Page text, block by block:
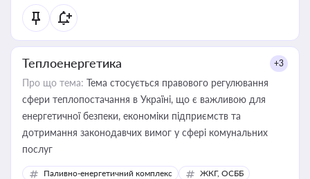
Теплоенергетика +3
Про що тема: Тема стосується правового регулювання
сфери теплопостачання в Україні, що є важливою для
енергетичної безпеки, економіки підприємств та
дотримання законодавчих вимог у сфері комунальних
послуг
Паливно-енергетичний комплекс ЖКГ, ОСББ